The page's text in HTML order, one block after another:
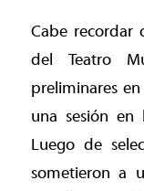
Cabe recordar
del Teatro
preliminares
una sesión en
Luego de
sometieron a